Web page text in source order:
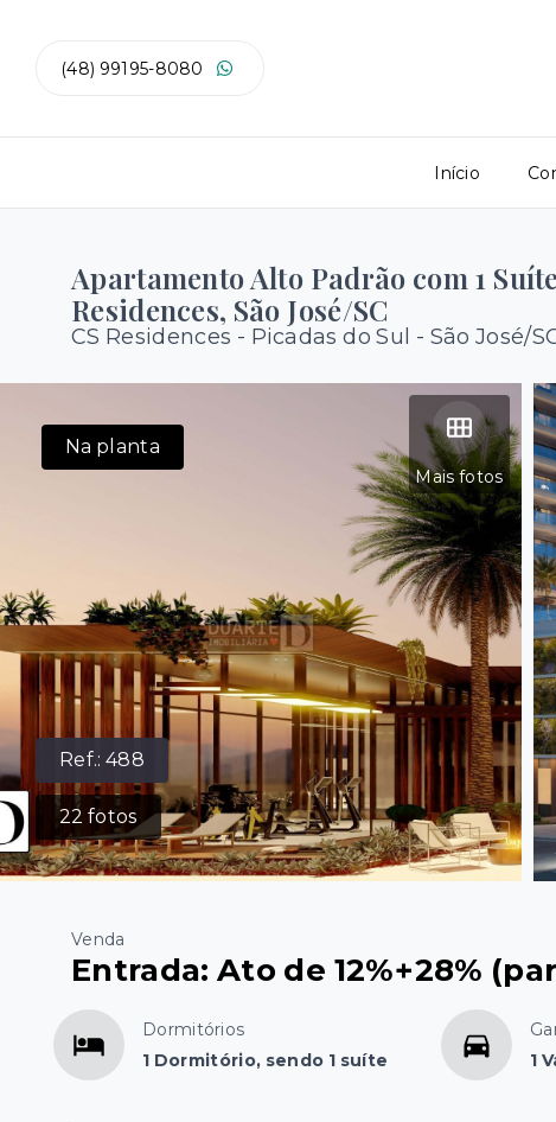
(48) 99195-8080
Início
Apartamento Alto Padrão com 1
Residences, São José/SC
CS Residences - Picadas do Sul - São José/
Ref.:488
22 fotos
Mais fotos
Na planta
Venda
Entrada: Ato de 12%+28%
Dormitórios
1 Dormitório, sendo 1 suíte
1